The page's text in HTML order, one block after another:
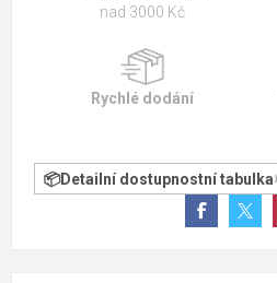
nad 3000 Kč
Rychlé dodání
Detailní dostupnostní tabulka